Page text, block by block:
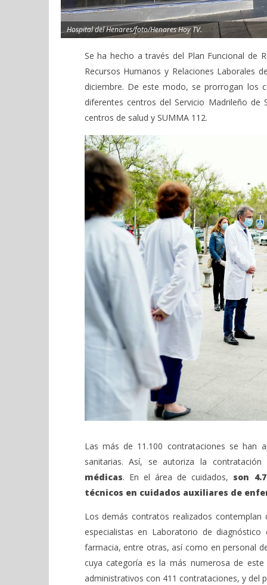
Hospital del Henares/foto/Henares Hoy TV.
Se ha hecho a través del Plan Funcional de
Recursos Humanos y Relaciones Laborales
diciembre. De este modo, se prorrogan los
diferentes centros del Servicio Madrileño de
centros de salud y SUMMA 112.
Las más de 11.100 contrataciones se han
sanitarias. Así, se autoriza la contratación
médicas. En el área de cuidados, son
técnicos en cuidados auxiliares de
Los demás contratos realizados
especialistas en Laboratorio de
farmacia, entre otras, así como en personal
cuya categoría es la más numerosa de
administrativos con 411 contrataciones, y del